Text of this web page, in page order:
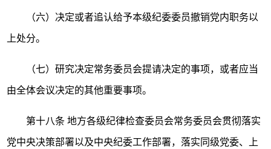
（六）决定或者追认给予本级纪委委员撤销党内职务以
上处分。
（七）研究决定常务委员会提请决定的事项，或者应当
由全体会议决定的其他重要事项。
第十八条 地方各级纪律检查委员会常务委员会贯彻落实
党中央决策部署以及中央纪委工作部署，落实同级党委、上